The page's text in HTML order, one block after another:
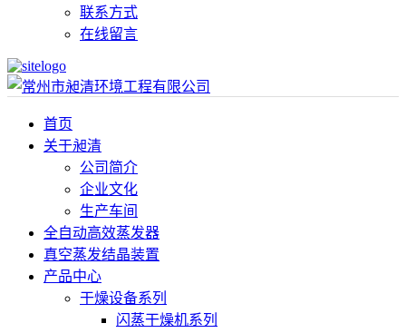
联系方式
在线留言
首页
关于昶清
公司简介
企业文化
生产车间
全自动高效蒸发器
真空蒸发结晶装置
产品中心
干燥设备系列
闪蒸干燥机系列